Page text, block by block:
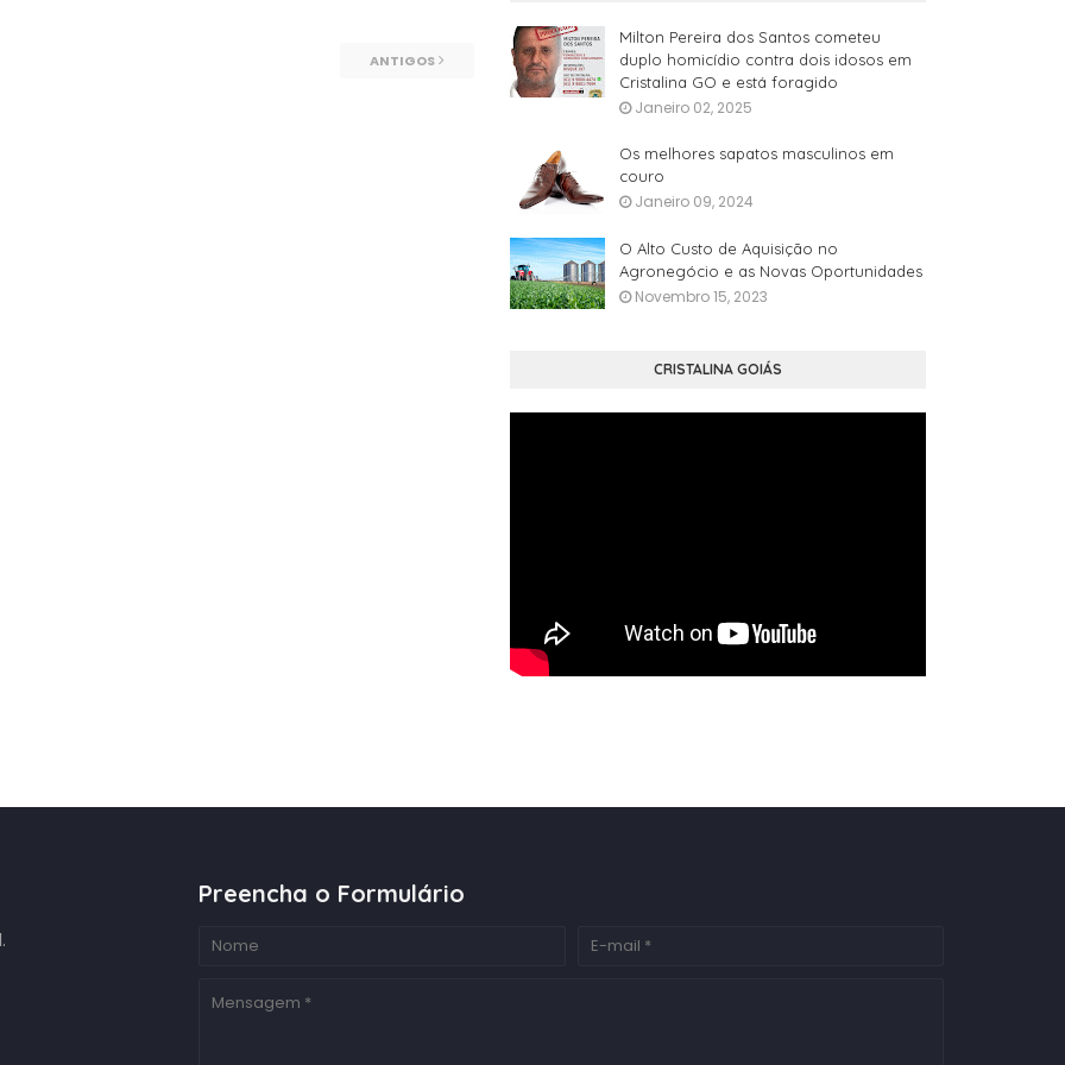
ANTIGOS
Milton Pereira dos Santos cometeu
duplo homicídio contra dois idosos em
Cristalina GO e está foragido
Janeiro 02, 2025
Os melhores sapatos masculinos em
couro
Janeiro 09, 2024
O Alto Custo de Aquisição no
Agronegócio e as Novas Oportunidades
Novembro 15, 2023
CRISTALINA GOIÁS
Preencha o Formulário